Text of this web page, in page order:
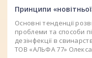
Принципи
Основні тенденції
проблеми та способи
дезінфекції в
ТОВ «АЛЬФА 77»